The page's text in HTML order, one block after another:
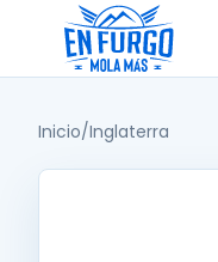
contenido
Inicio/Inglaterra